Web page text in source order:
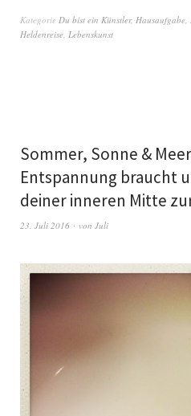
Kategorie Du bist ein Künstler, Hausaufgabe,
Heldenreise, Lebenskunst
Sommer, Sonne &
Entspannung braucht
deiner inneren Mitte
23. Juli 2016 von Juli